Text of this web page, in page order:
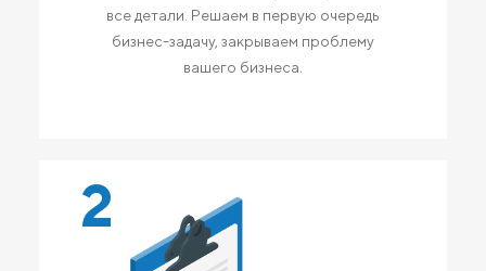
все детали. Решаем в первую очередь
бизнес-задачу, закрываем проблему
вашего бизнеса.
2